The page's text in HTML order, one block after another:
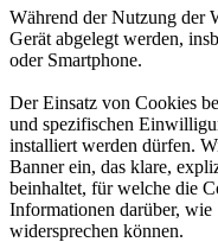
Während der Nutzung der
Gerät abgelegt werden,
oder Smartphone.
Der Einsatz von Cookies
und spezifischen
installiert werden dürfen.
Banner ein, das klare,
beinhaltet, für welche die
Informationen darüber,
widersprechen können.